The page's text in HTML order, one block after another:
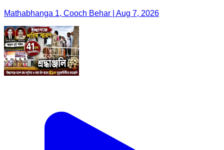
Mathabhanga 1, Cooch Behar | Aug 7, 2026